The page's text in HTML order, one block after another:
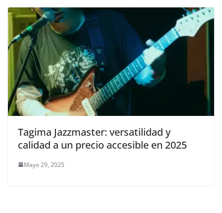
Tagima Jazzmaster: versatilidad y
calidad a un precio accesible en 2025
Mayo 29, 2025